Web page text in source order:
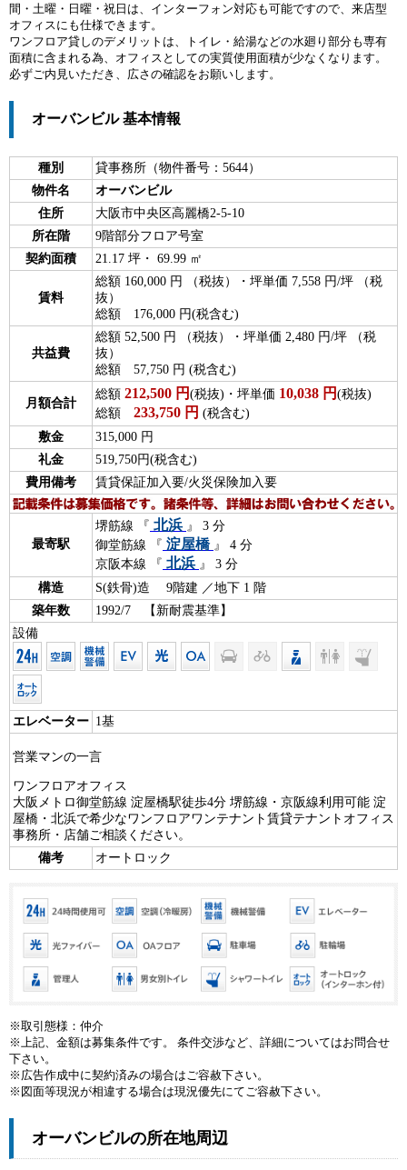
間・土曜・日曜・祝日は、インターフォン対応も可能ですので、来店型
オフィスにも仕様できます。
ワンフロア貸しのデメリットは、トイレ・給湯などの水廻り部分も専有
面積に含まれる為、オフィスとしての実質使用面積が少なくなります。
必ずご内見いただき、広さの確認をお願いします。
オーバンビル 基本情報
種別
貸事務所（物件番号：5644）
物件名
オーバンビル
住所
大阪市中央区高麗橋2-5-10
所在階
9階部分フロア号室
契約面積
21.17 坪・ 69.99 ㎡
賃料
総額 160,000 円 （税抜）・坪単価 7,558 円/坪 （税
抜）
総額 176,000 円(税含む)
共益費
総額 52,500 円 （税抜）・坪単価 2,480 円/坪 （税
抜）
総額 57,750 円 (税含む)
月額合計
総額 212,500 円 (税抜)・坪単価 10,038 円 (税抜)
総額 233,750 円 (税含む)
敷金
315,000 円
礼金
519,750円(税含む)
費用備考
賃貸保証加入要/火災保険加入要
最寄駅
堺筋線 『 北浜 』 3 分
御堂筋線 『 淀屋橋 』 4 分
京阪本線 『 北浜 』 3 分
構造
S(鉄骨)造 9階建 ／地下 1 階
築年数
1992/7 【新耐震基準】
設備
エレベーター 1基
営業マンの一言
ワンフロアオフィス
大阪メトロ御堂筋線 淀屋橋駅徒歩4分 堺筋線・京阪線利用可能 淀
屋橋・北浜で希少なワンフロアワンテナント賃貸テナントオフィス
事務所・店舗ご相談ください。
備考
オートロック
※取引態様：仲介
※上記、金額は募集条件です。 条件交渉など、詳細についてはお問合せ
下さい。
※広告作成中に契約済みの場合はご容赦下さい。
※図面等現況が相違する場合は現況優先にてご容赦下さい。
オーバンビルの所在地周辺